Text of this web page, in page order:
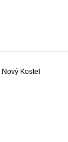
Kostel